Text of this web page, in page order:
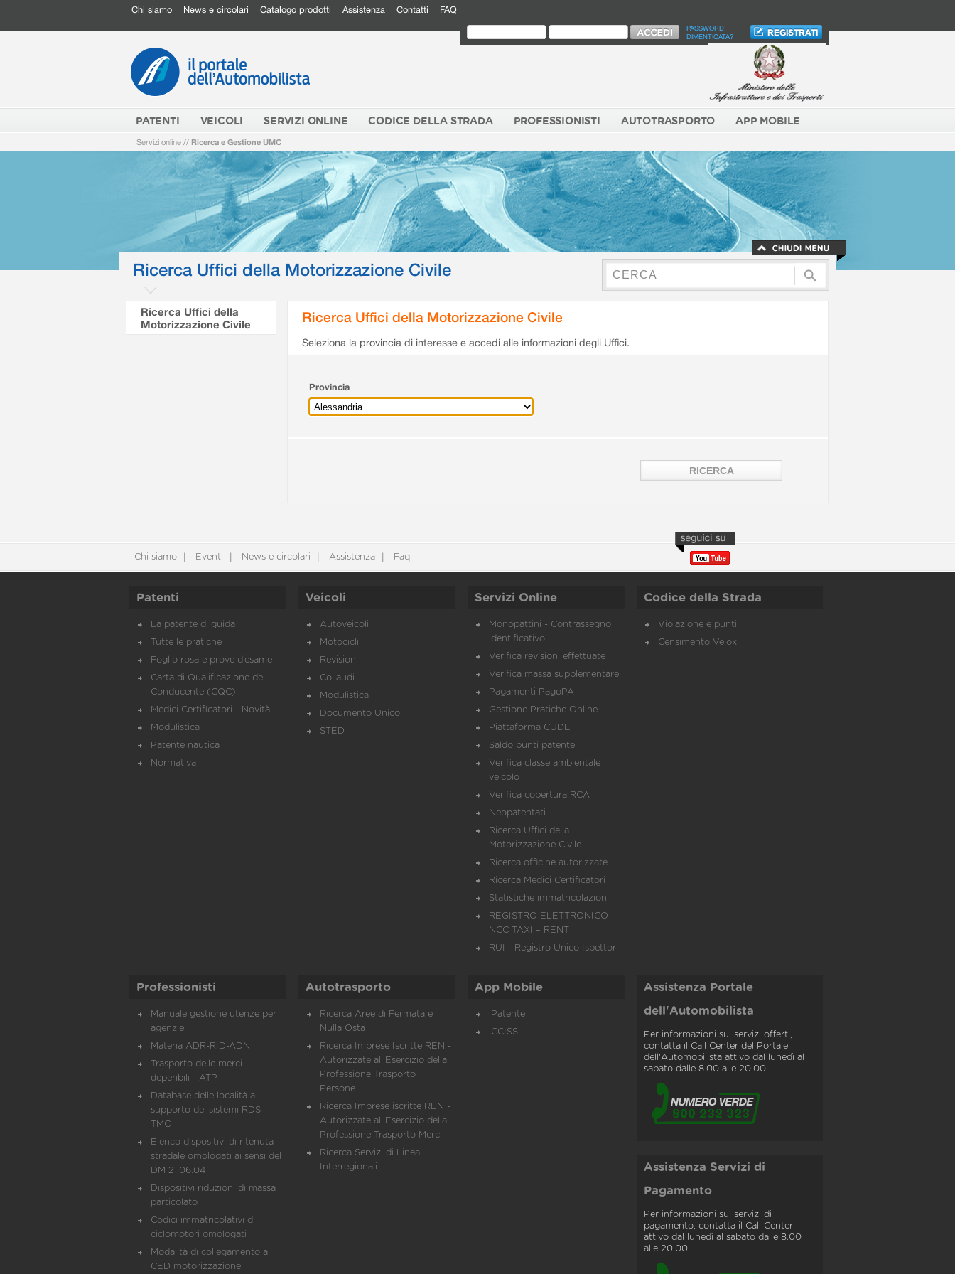
Chi siamo News e circolari Catalogo prodotti Assistenza Contatti FAQ
PASSWORD
DIMENTICATA?
PATENTI VEICOLI SERVIZI ONLINE CODICE DELLA STRADA PROFESSIONISTI AUTOTRASPORTO APP MOBILE
Servizi online // Ricerca e Gestione UMC
Ricerca Uffici della Motorizzazione Civile
Ricerca Uffici della
Motorizzazione Civile
Ricerca Uffici della Motorizzazione Civile
Seleziona la provincia di interesse e accedi alle informazioni degli Uffici.
Provincia
Chi siamo Eventi News e circolari Assistenza Faq
Patenti
La patente di guida
Tutte le pratiche
Foglio rosa e prove d’esame
Carta di Qualificazione del
Conducente (CQC)
Medici Certificatori - Novità
Modulistica
Patente nautica
Normativa
Veicoli
Autoveicoli
Motocicli
Revisioni
Collaudi
Modulistica
Documento Unico
STED
Servizi Online
Monopattini - Contrassegno
identificativo
Verifica revisioni effettuate
Verifica massa supplementare
Pagamenti PagoPA
Gestione Pratiche Online
Piattaforma CUDE
Saldo punti patente
Verifica classe ambientale
veicolo
Verifica copertura RCA
Neopatentati
Ricerca Uffici della
Motorizzazione Civile
Ricerca officine autorizzate
Ricerca Medici Certificatori
Statistiche immatricolazioni
REGISTRO ELETTRONICO
NCC TAXI – RENT
RUI - Registro Unico Ispettori
Codice della Strada
Violazione e punti
Censimento Velox
Professionisti
Manuale gestione utenze per
agenzie
Materia ADR-RID-ADN
Trasporto delle merci
deperibili - ATP
Database delle località a
supporto dei sistemi RDS
TMC
Elenco dispositivi di ritenuta
stradale omologati ai sensi del
DM 21.06.04
Dispositivi riduzioni di massa
particolato
Codici immatricolativi di
ciclomotori omologati
Modalità di collegamento al
CED motorizzazione
Autotrasporto
Ricerca Aree di Fermata e
Nulla Osta
Ricerca Imprese Iscritte REN -
Autorizzate all'Esercizio della
Professione Trasporto
Persone
Ricerca Imprese iscritte REN -
Autorizzate all'Esercizio della
Professione Trasporto Merci
Ricerca Servizi di Linea
Interregionali
App Mobile
iPatente
iCCISS
Assistenza Portale
dell'Automobilista
Per informazioni sui servizi offerti,
contatta il Call Center del Portale
dell'Automobilista attivo dal lunedì al
sabato dalle 8.00 alle 20.00
Assistenza Servizi di
Pagamento
Per informazioni sui servizi di
pagamento, contatta il Call Center
attivo dal lunedì al sabato dalle 8.00
alle 20.00